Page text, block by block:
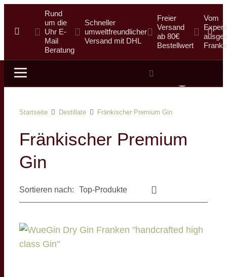
Rund
um die
Uhr E-
Mail
Beratung
Schneller
umweltfreundlicher
Versand mit DHL
Freier
Versand
ab 80€
Bestellwert
Vom
Suche
Startseite Destillate Fränkischer Premium Gin
Fränkischer Premium
Gin
Sortieren nach: